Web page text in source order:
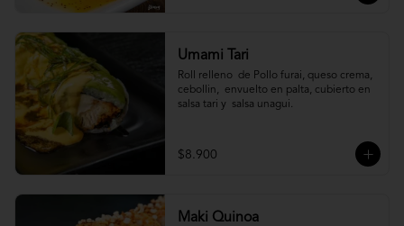
Umami Tari
Roll relleno  de Pollo furai, queso crema,
cebollin,  envuelto en palta, cubierto en
salsa tari y  salsa unagui.
$8.900
Maki Quinoa